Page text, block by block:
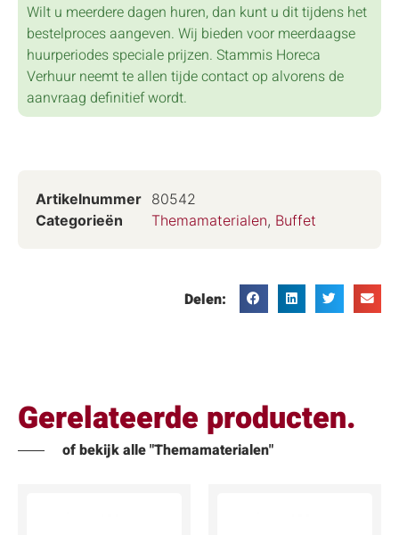
Wilt u meerdere dagen huren, dan kunt u dit tijdens het
bestelproces aangeven. Wij bieden voor meerdaagse
huurperiodes speciale prijzen. Stammis Horeca
Verhuur neemt te allen tijde contact op alvorens de
aanvraag definitief wordt.
Artikelnummer 80542
Categorieën
Themamaterialen, Buffet
Delen:
Gerelateerde producten.
of bekijk alle "Themamaterialen"